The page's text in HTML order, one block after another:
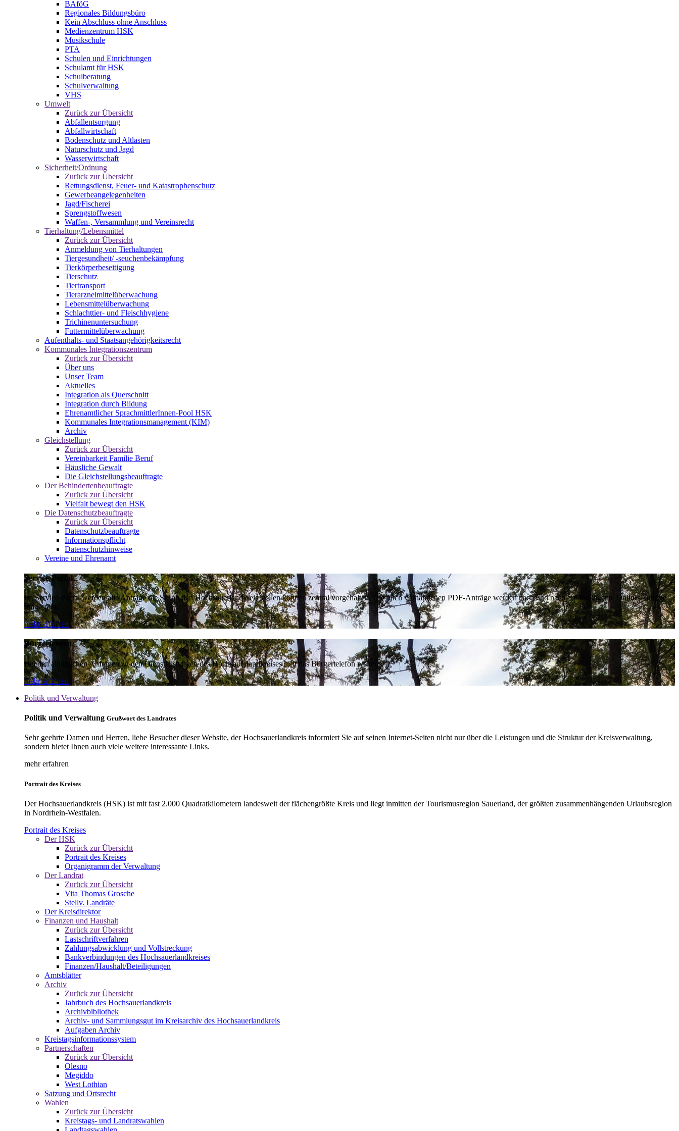
BAföG
Regionales Bildungsbüro
Kein Abschluss ohne Anschluss
Medienzentrum HSK
Musikschule
PTA
Schulen und Einrichtungen
Schulamt für HSK
Schulberatung
Schulverwaltung
VHS
Umwelt
Zurück zur Übersicht
Abfallentsorgung
Abfallwirtschaft
Bodenschutz und Altlasten
Naturschutz und Jagd
Wasserwirtschaft
Sicherheit/Ordnung
Zurück zur Übersicht
Rettungsdienst, Feuer- und Katastrophenschutz
Gewerbeangelegenheiten
Jagd/Fischerei
Sprengstoffwesen
Waffen-, Versammlung und Vereinsrecht
Tierhaltung/Lebensmittel
Zurück zur Übersicht
Anmeldung von Tierhaltungen
Tiergesundheit/ -seuchenbekämpfung
Tierkörperbeseitigung
Tierschutz
Tiertransport
Tierarzneimittelüberwachung
Lebensmittelüberwachung
Schlachttier- und Fleischhygiene
Trichinenuntersuchung
Futtermittelüberwachung
Aufenthalts- und Staatsangehörigkeitsrecht
Kommunales Integrationszentrum
Zurück zur Übersicht
Über uns
Unser Team
Aktuelles
Integration als Querschnitt
Integration durch Bildung
Ehrenamtlicher SprachmittlerInnen-Pool HSK
Kommunales Integrationsmanagement (KIM)
Archiv
Gleichstellung
Zurück zur Übersicht
Vereinbarkeit Familie Beruf
Häusliche Gewalt
Die Gleichstellungsbeauftragte
Der Behindertenbeauftragte
Zurück zur Übersicht
Vielfalt bewegt den HSK
Die Datenschutzbeauftragte
Zurück zur Übersicht
Datenschutzbeauftragte
Informationspflicht
Datenschutzhinweise
Vereine und Ehrenamt
Service-Portal
Im Service-Portal werden alle Anträge die Sie an den Hochsauerlandkreis stellen können zentral vorgehalten. Die noch vorhandenen PDF-Anträge werden nach und nach auf intelligente Online-Anträge
umgestellt.
mehr erfahren
Bürgertelefon
Bei den alltäglichen Anfragen zu den Dienstleistungen des Hochsauerlandkreises hilft das Bürgertelefon weiter.
mehr erfahren
Politik und Verwaltung
Politik und Verwaltung Grußwort des Landrates
Sehr geehrte Damen und Herren, liebe Besucher dieser Website, der Hochsauerlandkreis informiert Sie auf seinen Internet-Seiten nicht nur über die Leistungen und die Struktur der Kreisverwaltung,
sondern bietet Ihnen auch viele weitere interessante Links.
mehr erfahren
Portrait des Kreises
Der Hochsauerlandkreis (HSK) ist mit fast 2.000 Quadratkilometern landesweit der flächengrößte Kreis und liegt inmitten der Tourismusregion Sauerland, der größten zusammenhängenden Urlaubsregion
in Nordrhein-Westfalen.
Portrait des Kreises
Der HSK
Zurück zur Übersicht
Portrait des Kreises
Organigramm der Verwaltung
Der Landrat
Zurück zur Übersicht
Vita Thomas Grosche
Stellv. Landräte
Der Kreisdirektor
Finanzen und Haushalt
Zurück zur Übersicht
Lastschriftverfahren
Zahlungsabwicklung und Vollstreckung
Bankverbindungen des Hochsauerlandkreises
Finanzen/Haushalt/Beteiligungen
Amtsblätter
Archiv
Zurück zur Übersicht
Jahrbuch des Hochsauerlandkreis
Archivbibliothek
Archiv- und Sammlungsgut im Kreisarchiv des Hochsauerlandkreis
Aufgaben Archiv
Kreistagsinformationssystem
Partnerschaften
Zurück zur Übersicht
Olesno
Megiddo
West Lothian
Satzung und Ortsrecht
Wahlen
Zurück zur Übersicht
Kreistags- und Landratswahlen